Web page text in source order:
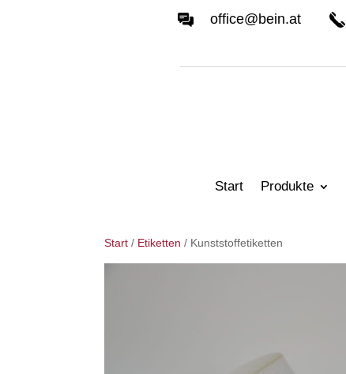
office@bein.at
Start Produkte
Start / Etiketten / Kunststoffetiketten